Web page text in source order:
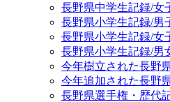
長野県中学生記録/女
長野県小学生記録/男
長野県小学生記録/女
長野県小学生記録/男
今年樹立された長野
今年追加された長野
長野県選手権・歴代